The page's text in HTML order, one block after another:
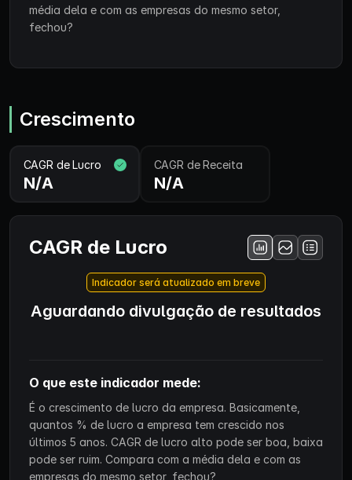
média dela e com as empresas do mesmo setor,
fechou?
Crescimento
CAGR de Lucro
N/A
CAGR de Receita
N/A
CAGR de Lucro
Indicador será atualizado em breve
Aguardando divulgação de resultados
O que este indicador mede:
É o crescimento de lucro da empresa. Basicamente,
quantos % de lucro a empresa tem crescido nos
últimos 5 anos. CAGR de lucro alto pode ser boa, baixa
pode ser ruim. Compara com a média dela e com as
empresas do mesmo setor, fechou?